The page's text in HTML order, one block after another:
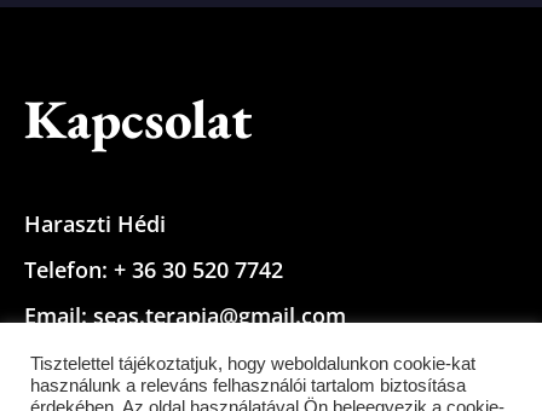
Kapcsolat
Haraszti Hédi
Telefon: + 36 30 520 7742
Email: seas.terapia@gmail.com
Tisztelettel tájékoztatjuk, hogy weboldalunkon cookie-kat
használunk a releváns felhasználói tartalom biztosítása